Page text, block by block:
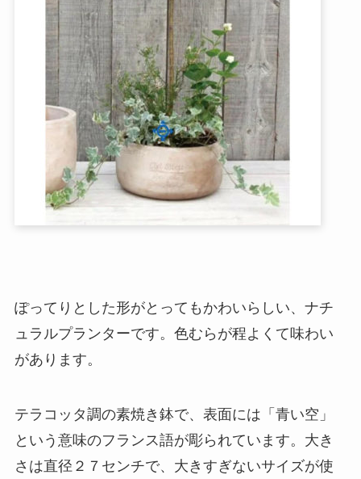
ぽってりとした形がとってもかわいらしい、ナチ
ュラルプランターです。色むらが程よくて味わい
があります。
テラコッタ調の素焼き鉢で、表面には「青い空」
という意味のフランス語が彫られています。大き
さは直径２７センチで、大きすぎないサイズが使